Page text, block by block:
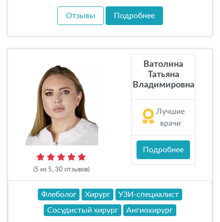
Отзывы Подробнее
(5 из 5, 30 отзывов)
Ватолина
Татьяна
Владимировна
Лучшие
врачи
Подробнее
Флеболог Хирург
УЗИ-специалист
Сосудистый хирург
Ангиохирург